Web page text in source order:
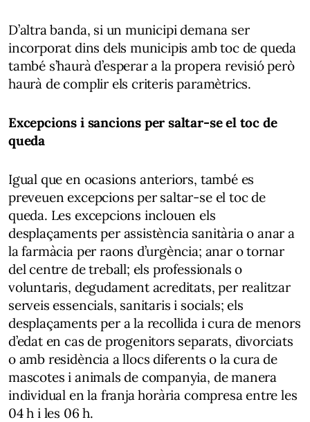
D’altra banda, si un municipi demana ser
incorporat dins dels municipis amb toc de queda
també s’haurà d’esperar a la propera revisió però
haurà de complir els criteris paramètrics.
Excepcions i sancions per saltar-se el toc de
queda
Igual que en ocasions anteriors, també es
preveuen excepcions per saltar-se el toc de
queda. Les excepcions inclouen els
desplaçaments per assistència sanitària o anar a
la farmàcia per raons d’urgència; anar o tornar
del centre de treball; els professionals o
voluntaris, degudament acreditats, per realitzar
serveis essencials, sanitaris i socials; els
desplaçaments per a la recollida i cura de menors
d’edat en cas de progenitors separats, divorciats
o amb residència a llocs diferents o la cura de
mascotes i animals de companyia, de manera
individual en la franja horària compresa entre les
04 h i les 06 h.